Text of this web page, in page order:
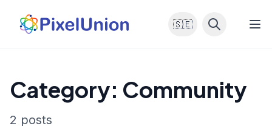
🇸🇪
Category: Community
2 posts